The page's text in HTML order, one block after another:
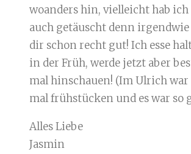
woanders hin, vielleicht hab
auch getäuscht denn
dir schon recht gut! Ich esse
in der Früh, werde jetzt aber
mal hinschauen! (Im Ulrich
mal frühstücken und es war so
Alles Liebe
Jasmin